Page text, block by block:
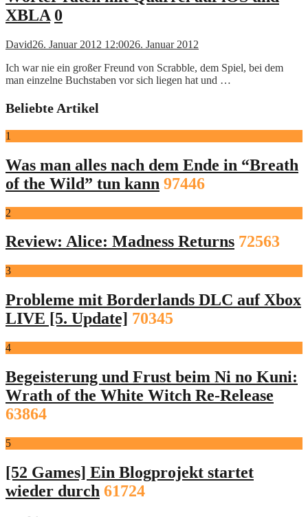
XBLA 0
David26. Januar 2012 12:0026. Januar 2012
Ich war nie ein großer Freund von Scrabble, dem Spiel, bei dem
man einzelne Buchstaben vor sich liegen hat und …
Beliebte Artikel
1
Was man alles nach dem Ende in “Breath
of the Wild” tun kann 97446
2
Review: Alice: Madness Returns 72563
3
Probleme mit Borderlands DLC auf Xbox
LIVE [5. Update] 70345
4
Begeisterung und Frust beim Ni no Kuni:
Wrath of the White Witch Re-Release
63864
5
[52 Games] Ein Blogprojekt startet
wieder durch 61724